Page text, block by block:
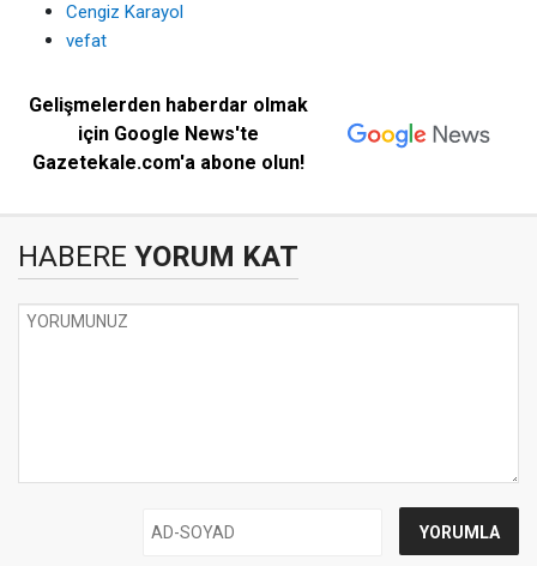
Cengiz Karayol
vefat
Gelişmelerden haberdar olmak
için Google News'te
Gazetekale.com'a abone olun!
HABERE YORUM KAT